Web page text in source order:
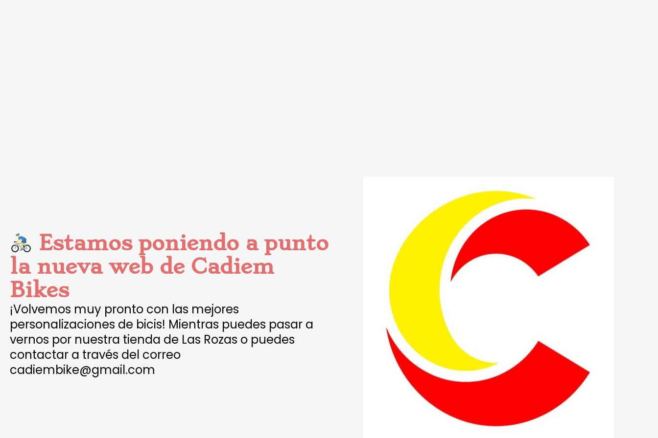
Estamos poniendo a punto
la nueva web de Cadiem
Bikes
¡Volvemos muy pronto con las mejores
personalizaciones de bicis! Mientras puedes pasar a
vernos por nuestra tienda de Las Rozas o puedes
contactar a través del correo
cadiembike@gmail.com